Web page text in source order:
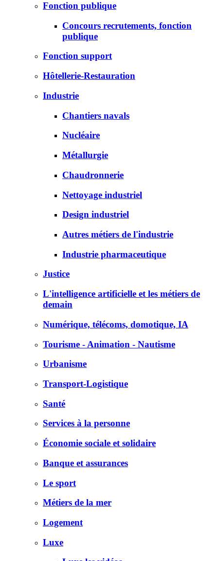
Fonction publique
Concours recrutements, fonction
publique
Fonction support
Hôtellerie-Restauration
Industrie
Chantiers navals
Nucléaire
Métallurgie
Chaudronnerie
Nettoyage industriel
Design industriel
Autres métiers de l'industrie
Industrie pharmaceutique
Justice
L'intelligence artificielle et les métiers de
demain
Numérique, télécoms, domotique, IA
Tourisme - Animation - Nautisme
Urbanisme
Transport-Logistique
Santé
Services à la personne
Économie sociale et solidaire
Banque et assurances
Le sport
Métiers de la mer
Logement
Luxe